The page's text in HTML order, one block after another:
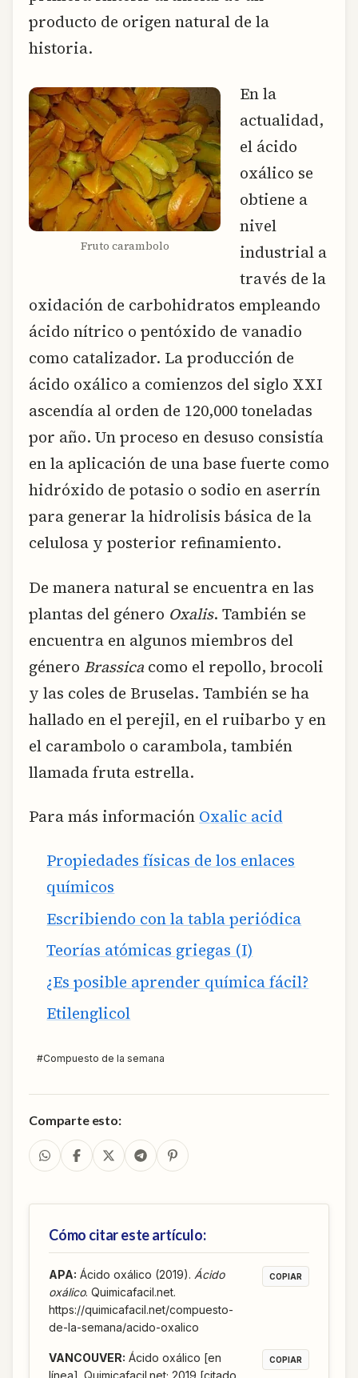
producto de origen natural de la
historia.
Fruto carambolo
En la
actualidad,
el ácido
oxálico se
obtiene a
nivel
industrial a
través de la
oxidación de carbohidratos empleando
ácido nítrico o pentóxido de vanadio
como catalizador. La producción de
ácido oxálico a comienzos del siglo XXI
ascendía al orden de 120,000 toneladas
por año. Un proceso en desuso consistía
en la aplicación de una base fuerte como
hidróxido de potasio o sodio en aserrín
para generar la hidrolisis básica de la
celulosa y posterior refinamiento.
De manera natural se encuentra en las
plantas del género Oxalis. También se
encuentra en algunos miembros del
género Brassicacomo el repollo, brocoli
y las coles de Bruselas. También se ha
hallado en el perejil, en el ruibarbo y en
el carambolo o carambola, también
llamada fruta estrella.
Para más información Oxalic acid
Propiedades físicas de los enlaces
químicos
Escribiendo con la tabla periódica
Teorías atómicas griegas (I)
¿Es posible aprender química fácil?
Etilenglicol
#Compuesto de la semana
Comparte esto:
Cómo citar este artículo:
APA: Ácido oxálico (2019). Ácido
oxálico. Quimicafacil.net.
https://quimicafacil.net/compuesto-
de-la-semana/acido-oxalico
COPIAR
VANCOUVER: Ácido oxálico [en
línea]. Quimicafacil.net; 2019 [citado
COPIAR